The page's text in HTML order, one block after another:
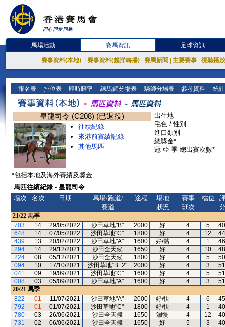
馬場活動 賽馬資訊 足球資訊
賽事資料(本地) 賽事資料(越洋轉播) 賽馬新聞 主要賽事 視聽播
報名表 排位表 即時賠率 練馬師分場表 騎師分場表 參考資料 統
皇龍司令 (C208) (已退役)
往績紀錄
來港前賽績記錄
其他馬匹
出生地
毛色 / 性別
進口類別
總獎金*
冠-亞-季-總出賽次數*
*包括本地及海外賽績及獎金
馬匹往績紀錄 - 皇龍司令
場次
名次 日期
馬場/跑道/
賽道
途程
場地
狀況
賽事
班次
檔位
21/22 馬季
703
14 29/05/2022 沙田草地"B" 2000 好 4 5
40
648
14 07/05/2022 沙田草地"C" 1800 好 4 12
44
439
13 20/02/2022 沙田草地"A" 1600 好/黏 4 1
46
294
14 29/12/2021 沙田全天候 1650 好 4 10
48
224
08 05/12/2021 沙田全天候 1800 好 4 5
50
094
10 17/10/2021 沙田草地"B+2" 2000 好 4 3
51
041
09 19/09/2021 沙田草地"C" 1600 好 4 5
51
008
03 05/09/2021 沙田草地"A" 1600 好 4 3
51
20/21 馬季
822
01 11/07/2021 沙田草地"A" 2000 好/快 4 6
45
792
01 01/07/2021 沙田草地"C" 1800 好/快 4 1
40
780
03 26/06/2021 沙田全天候 1650 濕慢 4 12
40
731
02 06/06/2021 沙田全天候 1650 好 5 3
40